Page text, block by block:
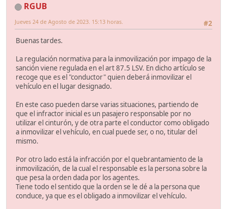
RGUB
#2
Jueves 24 de Agosto de 2023. 15:13 horas.
Buenas tardes.
La regulación normativa para la inmovilización por impago de la
sanción viene regulada en el art 87.5 LSV. En dicho artículo se
recoge que es el "conductor" quien deberá inmovilizar el
vehículo en el lugar designado.
En este caso pueden darse varias situaciones, partiendo de
que el infractor inicial es un pasajero responsable por no
utilizar el cinturón, y de otra parte el conductor como obligado
a inmovilizar el vehículo, en cual puede ser, o no, titular del
mismo.
Por otro lado está la infracción por el quebrantamiento de la
inmovilización, de la cual el responsable es la persona sobre la
que pesa la orden dada por los agentes.
Tiene todo el sentido que la orden se le dé a la persona que
conduce, ya que es el obligado a inmovilizar el vehículo.